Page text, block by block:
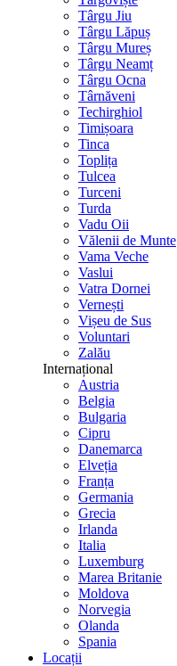
Târgu Jiu
Târgu Lăpuș
Târgu Mureș
Târgu Neamț
Târgu Ocna
Târnăveni
Techirghiol
Timișoara
Tinca
Toplița
Tulcea
Turceni
Turda
Vadu Oii
Vălenii de Munte
Vama Veche
Vaslui
Vatra Dornei
Vernești
Vișeu de Sus
Voluntari
Zalău
Internațional
Austria
Belgia
Bulgaria
Cipru
Danemarca
Elveția
Franța
Germania
Grecia
Irlanda
Italia
Luxemburg
Marea Britanie
Moldova
Norvegia
Olanda
Spania
Locații